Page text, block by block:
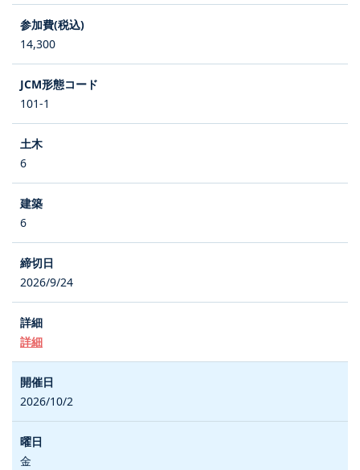
14,300
101-1
6
6
2026/9/24
詳細
2026/10/2
金